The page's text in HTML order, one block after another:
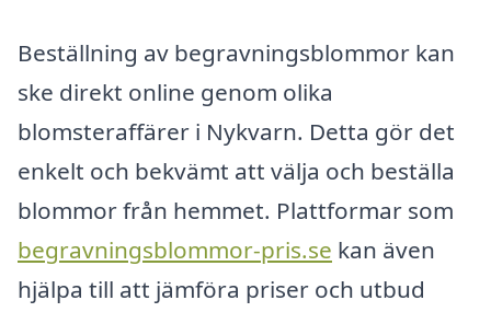
Beställning av begravningsblommor kan
ske direkt online genom olika
blomsteraffärer i Nykvarn. Detta gör det
enkelt och bekvämt att välja och beställa
blommor från hemmet. Plattformar som
begravningsblommor-pris.se kan även
hjälpa till att jämföra priser och utbud